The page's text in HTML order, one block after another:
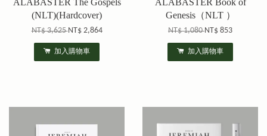
(NLT)(Hardcover)
NT$ 3,625NT$ 2,864
加入購物車
Genesis（NLT ）
NT$ 1,080NT$ 853
加入購物車